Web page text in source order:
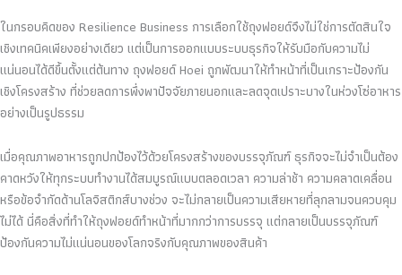
ในกรอบคิดของ Resilience Business การเลือกใช้ถุงฟอยด์จึงไม่ใช่การตัดสินใจ
เชิงเทคนิคเพียงอย่างเดียว แต่เป็นการออกแบบระบบธุรกิจให้รับมือกับความไม่
แน่นอนได้ดีขึ้นตั้งแต่ต้นทาง ถุงฟอยด์ Hoei ถูกพัฒนาให้ทำหน้าที่เป็นเกราะป้องกัน
เชิงโครงสร้าง ที่ช่วยลดการพึ่งพาปัจจัยภายนอกและลดจุดเปราะบางในห่วงโซ่อาหาร
อย่างเป็นรูปธรรม
เมื่อคุณภาพอาหารถูกปกป้องไว้ด้วยโครงสร้างของบรรจุภัณฑ์ ธุรกิจจะไม่จำเป็นต้อง
คาดหวังให้ทุกระบบทำงานได้สมบูรณ์แบบตลอดเวลา ความล่าช้า ความคลาดเคลื่อน
หรือข้อจำกัดด้านโลจิสติกส์บางช่วง จะไม่กลายเป็นความเสียหายที่ลุกลามจนควบคุม
ไม่ได้ นี่คือสิ่งที่ทำให้ถุงฟอยด์ทำหน้าที่มากกว่าการบรรจุ แต่กลายเป็นบรรจุภัณฑ์
ป้องกันความไม่แน่นอนของโลกจริงกับคุณภาพของสินค้า